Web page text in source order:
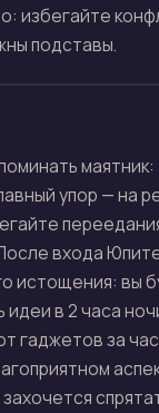
избегайте
подставы.
упор — на
входа
истощения: вы
в 2 часа
гаджетов за